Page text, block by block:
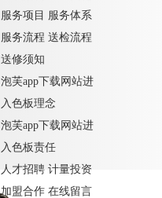
服务项目
服务体系
服务流程 送检流程
送修须知
泡芙app下载网站进
入色板理念
泡芙app下载网站进
入色板责任
人才招聘 计量投资
加盟合作 在线留言